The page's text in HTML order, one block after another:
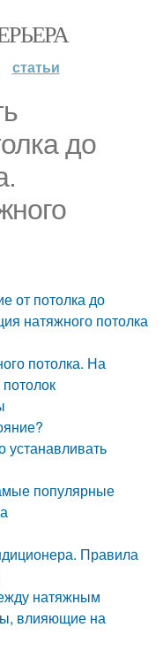
статьи
до
от потолка до
натяжного потолка
потолка. На
устанавливать
популярные
Правила
натяжным
влияющие на